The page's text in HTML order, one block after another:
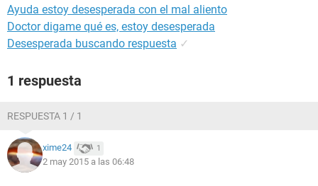
Ayuda estoy desesperada con el mal aliento
Doctor digame qué es, estoy desesperada
Desesperada buscando respuesta ✓
1 respuesta
RESPUESTA 1 / 1
xime24 1
2 may 2015 a las 06:48